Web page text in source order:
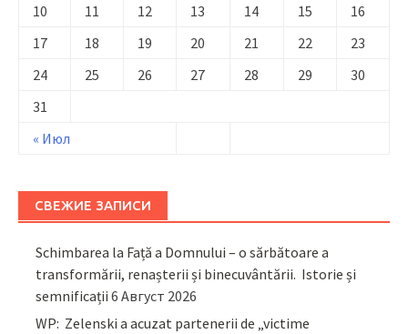
« Июл
10
11 12 13 14 15
16
17
18 19 20 21 22
23
24
25 26 27 28 29
30
31
СВЕЖИЕ ЗАПИСИ
Schimbarea la Față a Domnului – o sărbătoare a
transformării, renașterii și binecuvântării. Istorie și
semnificații 6 Август 2026
WP: Zelenski a acuzat partenerii de „victime